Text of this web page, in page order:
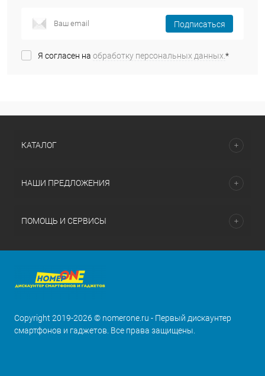
Подписаться
Я согласен на обработку персональных данных.*
КАТАЛОГ
НАШИ ПРЕДЛОЖЕНИЯ
ПОМОЩЬ И СЕРВИСЫ
Copyright 2019-2026 © nomerone.ru - Первый дискаунтер
смартфонов и гаджетов. Все права защищены.